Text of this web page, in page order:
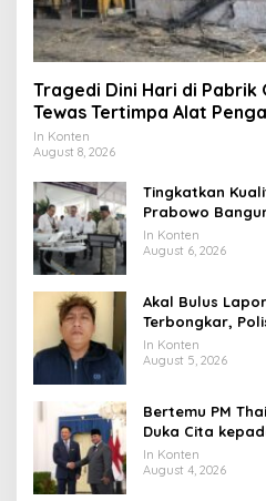
Tragedi Dini Hari di Pabrik
Tewas Tertimpa Alat
In Konten
August 8, 2026
Tingkatkan
Prabowo
hingga Undang
In Konten
August 6, 2026
Akal Bulus
Terbongkar,
Uang
In Konten
August 5, 2026
Bertemu PM
Duka Cita
Tahun ke Raja
In Konten
August 4, 2026